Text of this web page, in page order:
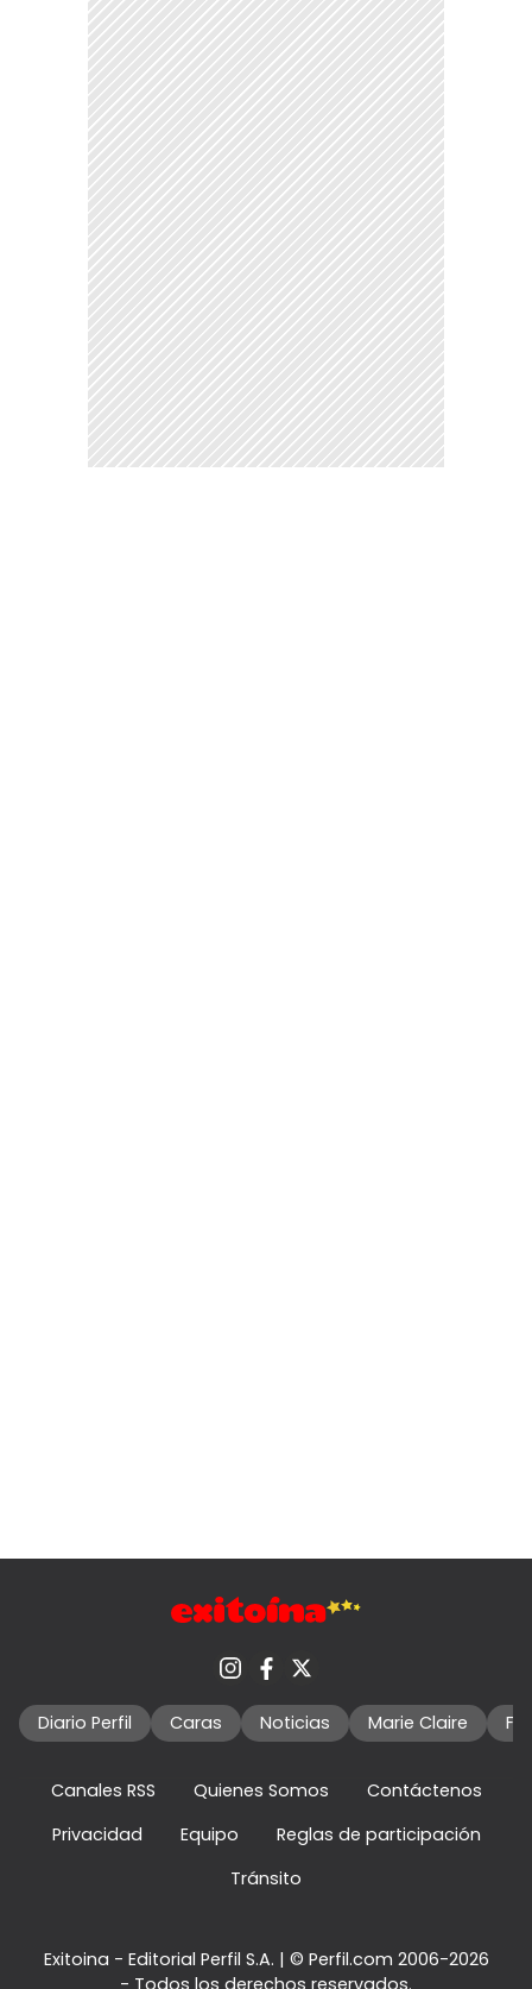
Diario Perfil Caras Noticias Marie Claire
Canales RSS Quienes Somos
Contáctenos
Privacidad
Equipo
Reglas de participación
Tránsito
Exitoina - Editorial Perfil S.A. | © Perfil.com 2006-2026
- Todos los derechos reservados.